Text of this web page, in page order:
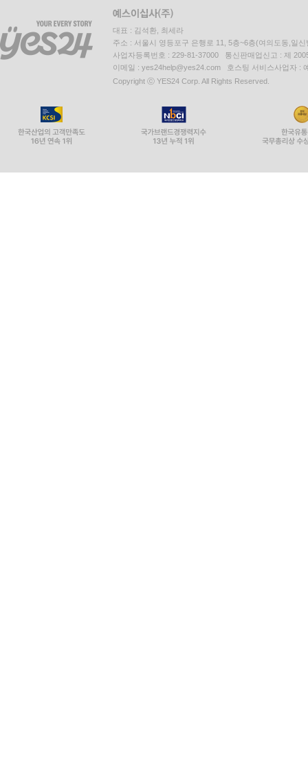
대표 : 김석환, 최세라
주소 : 서울시 영등포구 은행로 11, 5층~6층(여의도동,일신
사업자등록번호 : 229-81-37000 통신판매업신고 : 제
이메일 : yes24help@yes24.com 호스팅 서비스사업자 :
Copyright ⓒ YES24 Corp. All Rights Reserved.